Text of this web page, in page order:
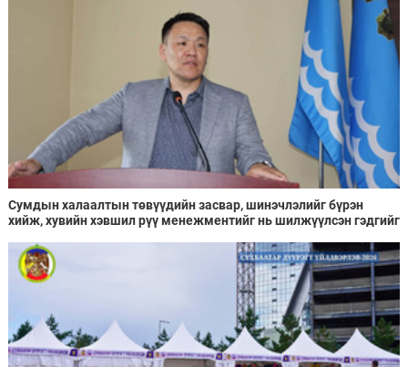
Сумдын халаалтын төвүүдийн засвар, шинэчлэлийг бүрэн
хийж, хувийн хэвшил рүү менежментийг нь шилжүүлсэн гэдгийг